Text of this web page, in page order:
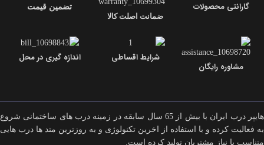
گارانتی محصولات
ضمانت اصلت کالا
تضمین قیمت
مشاوره رایگان
شرایط اقساطی اندازه گیری در محل
هایپر درب ایران با بیش از 65 سال سابقه در زمینه درب های ساختمانی شروع
به فعالیت کرده و با استفاده از اخرین تکنولوژی و به روزترین متد ها درب هایی
متناسب با نیاز مشتریان تولید کرده است.